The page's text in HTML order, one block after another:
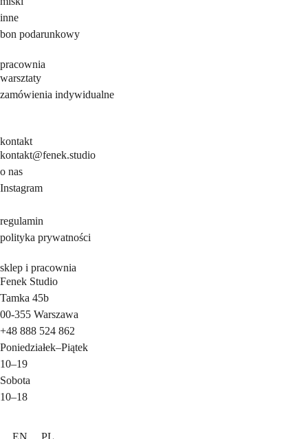
inne
bon podarunkowy
pracownia
warsztaty
zamówienia indywidualne
kontakt
kontakt@fenek.studio
o nas
Instagram
regulamin
polityka prywatności
sklep i pracownia
Fenek Studio
Tamka 45b
00-355 Warszawa
+48 888 524 862
Poniedziałek–Piątek
10–19
Sobota
10–18